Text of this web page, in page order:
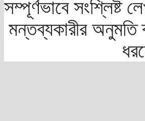
সম্পূর্ণভাবে সংশ্লিষ্ট
মন্তব্যকারীর অনুমতি